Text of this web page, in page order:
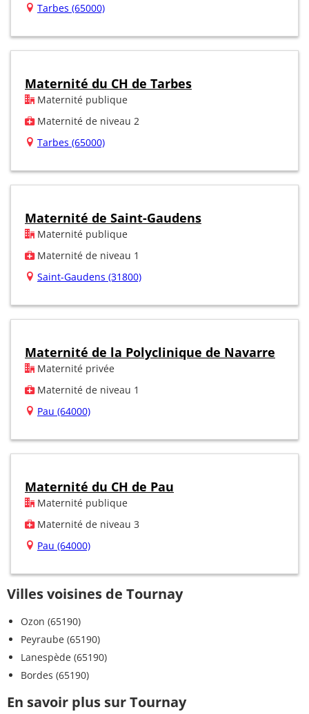
Tarbes (65000)
Maternité du CH de Tarbes
Maternité publique
Maternité de niveau 2
Tarbes (65000)
Maternité de Saint-Gaudens
Maternité publique
Maternité de niveau 1
Saint-Gaudens (31800)
Maternité de la Polyclinique de Navarre
Maternité privée
Maternité de niveau 1
Pau (64000)
Maternité du CH de Pau
Maternité publique
Maternité de niveau 3
Pau (64000)
Villes voisines de Tournay
Ozon (65190)
Peyraube (65190)
Lanespède (65190)
Bordes (65190)
En savoir plus sur Tournay